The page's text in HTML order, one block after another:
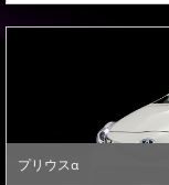
更となります。 プリ
ーフが前期共用とし
モデルとしてリリー
プリウスα